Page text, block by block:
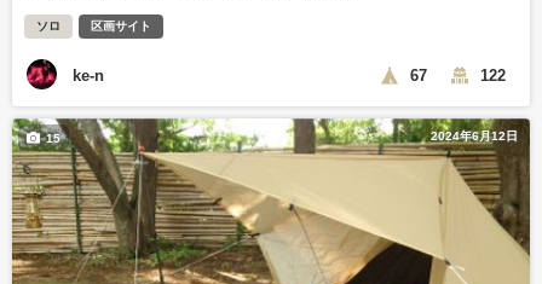
ソロ 区画サイト
ke-n 67 122
2024年6月12日
15